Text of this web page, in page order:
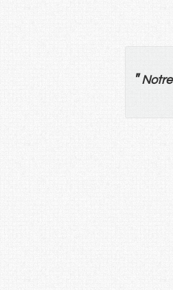
" Notre